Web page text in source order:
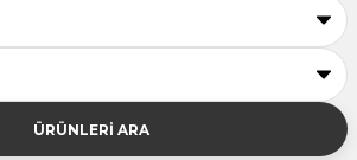
ÜRÜNLERİ ARA